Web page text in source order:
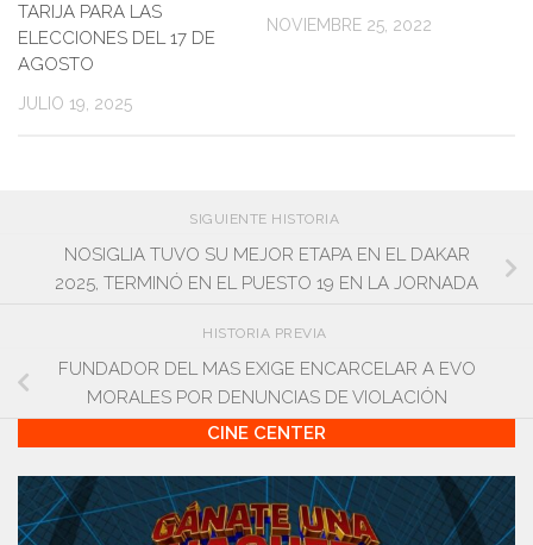
TARIJA PARA LAS
ELECCIONES DEL 17 DE
AGOSTO
JULIO 19, 2025
NOVIEMBRE 25, 2022
SIGUIENTE HISTORIA
NOSIGLIA TUVO SU MEJOR ETAPA EN EL DAKAR
2025, TERMINÓ EN EL PUESTO 19 EN LA JORNADA
HISTORIA PREVIA
FUNDADOR DEL MAS EXIGE ENCARCELAR A EVO
MORALES POR DENUNCIAS DE VIOLACIÓN
CINE CENTER